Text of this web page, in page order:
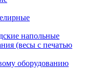
напольные
(весы с печатью
оборудованию